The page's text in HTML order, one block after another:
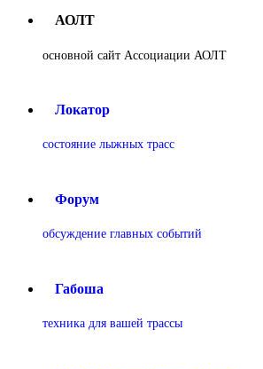
АОЛТ
основной сайт Ассоциации АОЛТ
Локатор
состояние лыжных трасс
Форум
обсуждение главных событий
Габоша
техника для вашей трассы